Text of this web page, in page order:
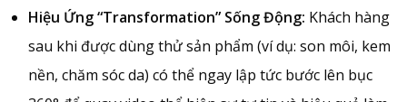
Hiệu Ứng “Transformation” Sống Động: Khách hàng
sau khi được dùng thử sản phẩm (ví dụ: son môi, kem
nền, chăm sóc da) có thể ngay lập tức bước lên bục